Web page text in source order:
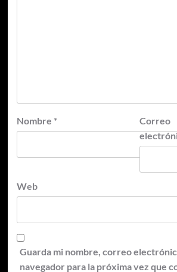
Nombre *
Correo
Web
Guarda mi nombre, correo
navegador para la próxima vez que